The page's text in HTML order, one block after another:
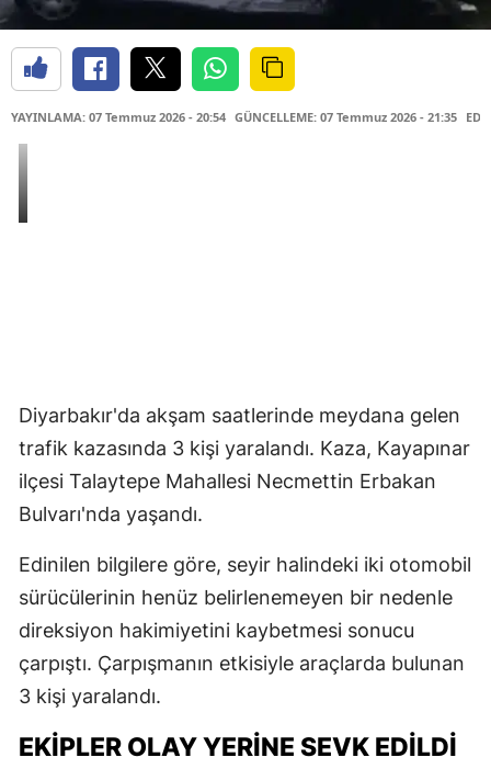
YAYINLAMA: 07 Temmuz 2026 - 20:54 GÜNCELLEME: 07 Temmuz 2026 - 21:35
Diyarbakır'da akşam saatlerinde meydana gelen
trafik kazasında 3 kişi yaralandı. Kaza, Kayapınar
ilçesi Talaytepe Mahallesi Necmettin Erbakan
Bulvarı'nda yaşandı.
Edinilen bilgilere göre, seyir halindeki iki otomobil
sürücülerinin henüz belirlenemeyen bir nedenle
direksiyon hakimiyetini kaybetmesi sonucu
çarpıştı. Çarpışmanın etkisiyle araçlarda bulunan
3 kişi yaralandı.
EKİPLER OLAY YERİNE SEVK EDİLDİ